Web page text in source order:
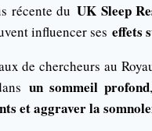
récente du UK Sleep
influencer ses effets
de chercheurs au
un sommeil profond
et aggraver la